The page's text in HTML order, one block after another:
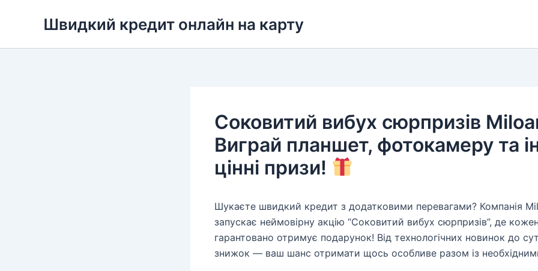
Швидкий кредит онлайн на карту
Соковитий вибух сюрпризів
Виграй планшет, фотокамеру та
цінні призи!
Шукаєте швидкий кредит з додатковими перевагами? Компанія
запускає неймовірну акцію “Соковитий вибух сюрпризів”, де
гарантовано отримує подарунок! Від технологічних новинок до
знижок — ваш шанс отримати щось особливе разом із